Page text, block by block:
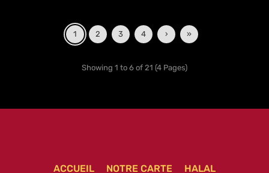
1 2 3 4 › »
Showing 1 to 6 of 21 (4 Pages)
ACCUEIL NOTRE CARTE HALAL